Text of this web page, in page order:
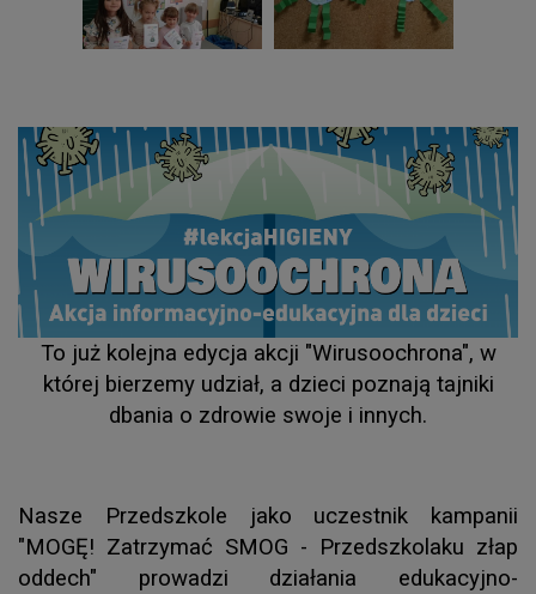
To już kolejna edycja akcji "Wirusoochrona", w
której bierzemy udział, a dzieci poznają tajniki
dbania o zdrowie swoje i innych.
Nasze Przedszkole jako uczestnik kampanii
"MOGĘ! Zatrzymać SMOG - Przedszkolaku złap
oddech" prowadzi działania edukacyjno-